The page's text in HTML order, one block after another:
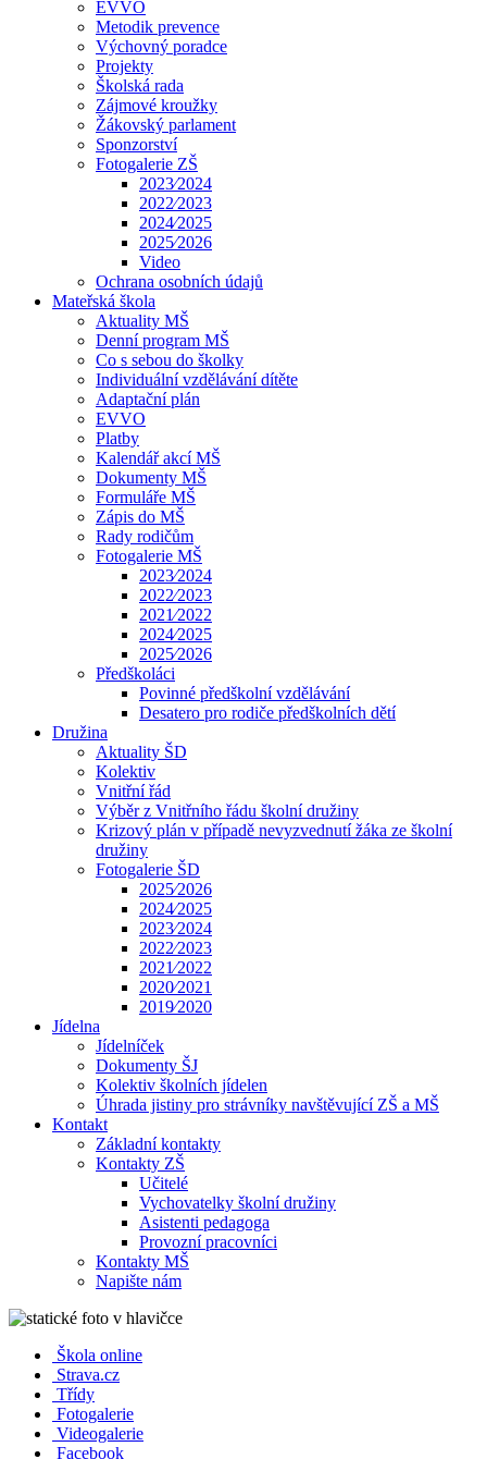
EVVO
Metodik prevence
Výchovný poradce
Projekty
Školská rada
Zájmové kroužky
Žákovský parlament
Sponzorství
Fotogalerie ZŠ
2023⁄2024
2022⁄2023
2024⁄2025
2025⁄2026
Video
Ochrana osobních údajů
Mateřská škola
Aktuality MŠ
Denní program MŠ
Co s sebou do školky
Individuální vzdělávání dítěte
Adaptační plán
EVVO
Platby
Kalendář akcí MŠ
Dokumenty MŠ
Formuláře MŠ
Zápis do MŠ
Rady rodičům
Fotogalerie MŠ
2023⁄2024
2022⁄2023
2021⁄2022
2024⁄2025
2025⁄2026
Předškoláci
Povinné předškolní vzdělávání
Desatero pro rodiče předškolních dětí
Družina
Aktuality ŠD
Kolektiv
Vnitřní řád
Výběr z Vnitřního řádu školní družiny
Krizový plán v případě nevyzvednutí žáka ze školní
družiny
Fotogalerie ŠD
2025⁄2026
2024⁄2025
2023⁄2024
2022⁄2023
2021⁄2022
2020⁄2021
2019⁄2020
Jídelna
Jídelníček
Dokumenty ŠJ
Kolektiv školních jídelen
Úhrada jistiny pro strávníky navštěvující ZŠ a MŠ
Kontakt
Základní kontakty
Kontakty ZŠ
Učitelé
Vychovatelky školní družiny
Asistenti pedagoga
Provozní pracovníci
Kontakty MŠ
Napište nám
Škola online
Strava.cz
Třídy
Fotogalerie
Videogalerie
Facebook